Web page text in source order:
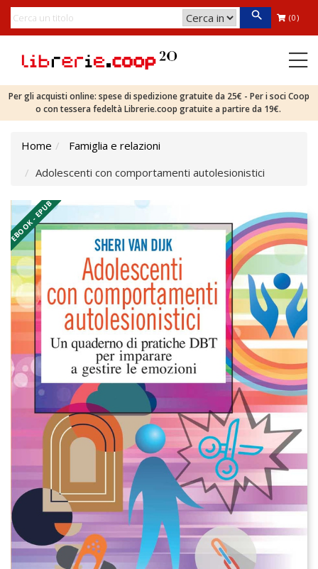
(0)
Per gli acquisti online: spese di spedizione gratuite da 25€ - Per i soci Coop
o con tessera fedeltà Librerie.coop gratuite a partire da 19€.
Home
Famiglia e relazioni
Adolescenti con comportamenti autolesionistici
EBOOK - EPUB